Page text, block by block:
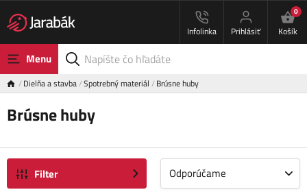
Infolinka Prihlásiť
0
Košík
Menu
Dielňa a stavba Spotrebný materiál Brúsne huby
Brúsne huby
Filter Odporúčame